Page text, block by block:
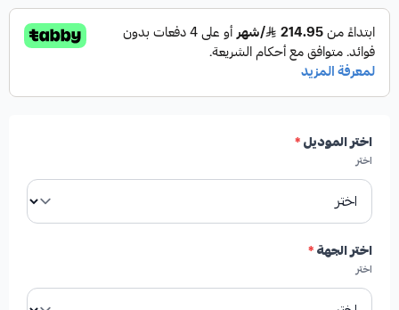
✓تصميم رياضي مخرم ومخطط لتهوية فائقة.
AUTO PARTS.
✓تبريد فعال للهوبات ومنظومة الفرامل بالكامل عبر
✓تشتيت ممتاز للحرارة وصنفرة مستمرة لأقمشة
اختر الموديل*
اختر
اختر الجهة*
اختر